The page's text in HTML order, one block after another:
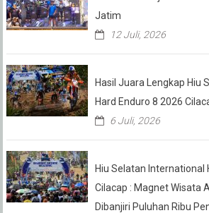
Jatim
12 Juli, 2026
Hasil Juara Lengkap Hiu
Hard Enduro 8 2026
6 Juli, 2026
Hiu Selatan International
Cilacap : Magnet Wisata
Dibanjiri Puluhan Ribu